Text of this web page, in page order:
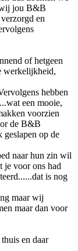
jou B&B
en
of hetgeen
werkelijkheid,
hebben
een mooie,
voorzien
de B&B
geslapen op de
naar hun zin wil
voor ons had
is nog
maar wij
maar dan voor
en daar